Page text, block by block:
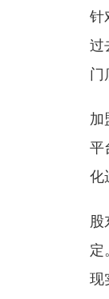
针
过
门
加
平
化
股
定
现